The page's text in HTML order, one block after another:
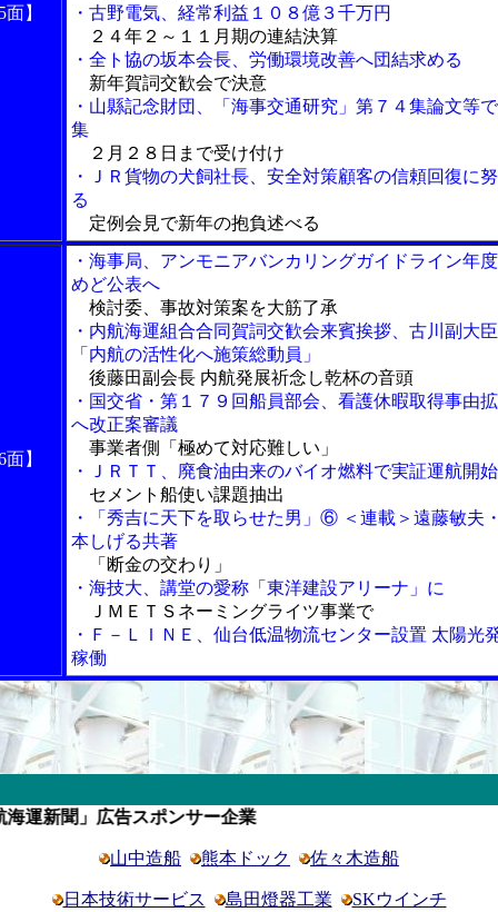
】
・古野電気、経常利益１０８億３千万円
２４年２～１１月期の連結決算
・全ト協の坂本会長、労働環境改善へ団結求める
新年賀詞交歓会で決意
・山縣記念財団、「海事交通研究」第７４集論文等
集
２月２８日まで受け付け
・ＪＲ貨物の犬飼社長、安全対策顧客の信頼回復に
る
定例会見で新年の抱負述べる
】
・海事局、アンモニアバンカリングガイドライン年
めど公表へ
検討委、事故対策案を大筋了承
・内航海運組合合同賀詞交歓会来賓挨拶、古川副大臣
「内航の活性化へ施策総動員」
後藤田副会長 内航発展祈念し乾杯の音頭
・国交省・第１７９回船員部会、看護休暇取得事由
へ改正案審議
事業者側「極めて対応難しい」
・ＪＲＴＴ、廃食油由来のバイオ燃料で実証運航開始
セメント船使い課題抽出
・「秀吉に天下を取らせた男」⑥ ＜連載＞遠藤敏夫
本しげる共著
「断金の交わり」
・海技大、講堂の愛称「東洋建設アリーナ」に
ＪＭＥＴＳネーミングライツ事業で
・Ｆ－ＬＩＮＥ、仙台低温物流センター設置 太陽光
稼働
広告スポンサー企業
山中造船 熊本ドック 佐々木造船
日本技術サービス 島田燈器工業 SKウインチ